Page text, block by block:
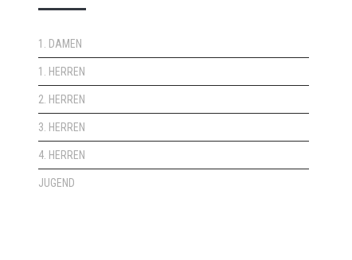
1. DAMEN
1. HERREN
2. HERREN
3. HERREN
4. HERREN
JUGEND